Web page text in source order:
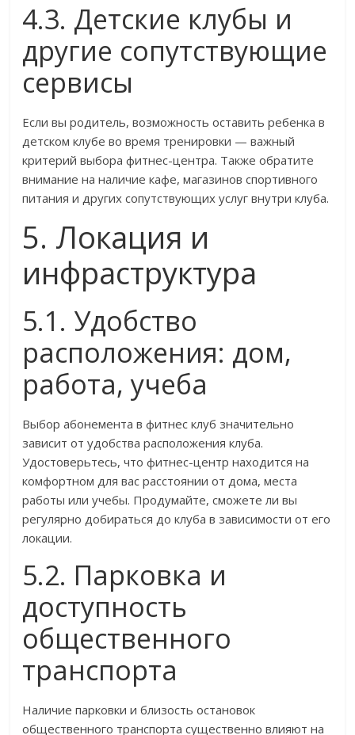
4.3. Детские клубы и
другие сопутствующие
сервисы
Если вы родитель, возможность оставить ребенка в
детском клубе во время тренировки — важный
критерий выбора фитнес-центра. Также обратите
внимание на наличие кафе, магазинов спортивного
питания и других сопутствующих услуг внутри клуба.
5. Локация и
инфраструктура
5.1. Удобство
расположения: дом,
работа, учеба
Выбор абонемента в фитнес клуб значительно
зависит от удобства расположения клуба.
Удостоверьтесь, что фитнес-центр находится на
комфортном для вас расстоянии от дома, места
работы или учебы. Продумайте, сможете ли вы
регулярно добираться до клуба в зависимости от его
локации.
5.2. Парковка и
доступность
общественного
транспорта
Наличие парковки и близость остановок
общественного транспорта существенно влияют на